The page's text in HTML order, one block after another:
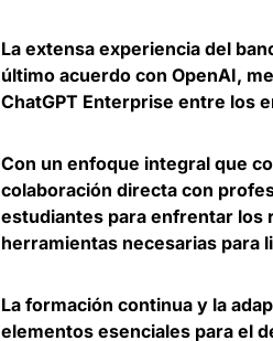
La extensa experiencia del
último acuerdo con OpenAI,
ChatGPT Enterprise entre los
Con un enfoque integral que
colaboración directa con
estudiantes para enfrentar los
herramientas necesarias para
La formación continua y la
elementos esenciales para el